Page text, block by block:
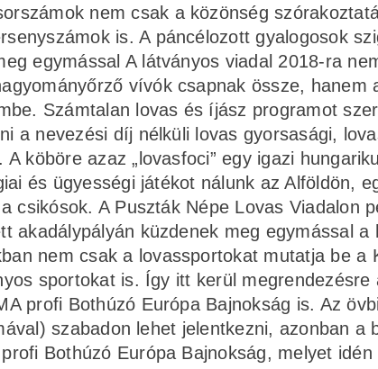
nem csak a közönség
is. A páncélozott gyalogosok
egymással A látványos viadal 2018-ra
vívók csapnak össze, hanem
Számtalan lovas és íjász programot
a nevezési díj nélküli lovas gyorsasági,
köböre azaz „lovasfoci” egy igazi
és ügyességi játékot nálunk az Alföldön,
csikósok. A Puszták Népe Lovas Viadalon
akadálypályán küzdenek meg egymással a
nem csak a lovassportokat mutatja be a
sportokat is. Így itt kerül megrendezésre
profi Bothúzó Európa Bajnokság is. Az
szabadon lehet jelentkezni, azonban a
Bothúzó Európa Bajnokság, melyet